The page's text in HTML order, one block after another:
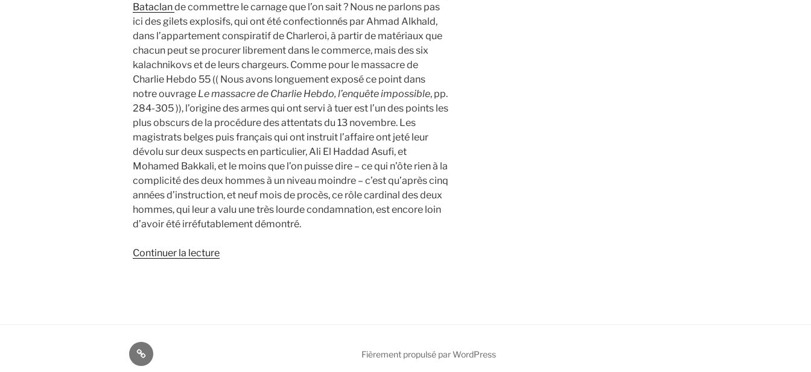
Bataclande commettre le carnage que l’on sait ? Nous ne parlons pas
ici des gilets explosifs, qui ont été confectionnés par Ahmad Alkhald,
dans l’appartement conspiratif de Charleroi, à partir de matériaux que
chacun peut se procurer librement dans le commerce, mais des six
kalachnikovs et de leurs chargeurs. Comme pour le massacre de
Charlie Hebdo 55 (( Nous avons longuement exposé ce point dans
notre ouvrage Le massacre de Charlie Hebdo, l’enquête impossible, pp.
284-305 )), l’origine des armes qui ont servi à tuer est l’un des points les
plus obscurs de la procédure des attentats du 13 novembre. Les
magistrats belges puis français qui ont instruit l’affaire ont jeté leur
dévolu sur deux suspects en particulier, Ali El Haddad Asufi, et
Mohamed Bakkali, et le moins que l’on puisse dire – ce qui n’ôte rien à la
complicité des deux hommes à un niveau moindre – c’est qu’après cinq
années d’instruction, et neuf mois de procès, ce rôle cardinal des deux
hommes, qui leur a valu une très lourde condamnation, est encore loin
d’avoir été irréfutablement démontré.
Continuer la lecturede
À
propos
Fièrement propulsé par WordPress